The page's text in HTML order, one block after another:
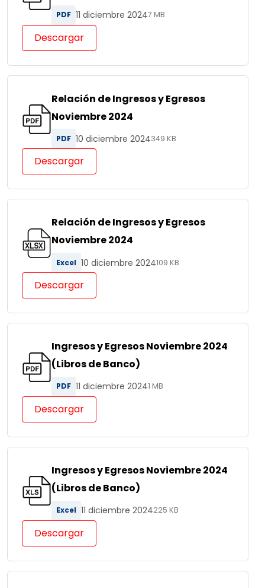
PDF 11 diciembre 20247 MB
Descargar
Relación de Ingresos y Egresos
Noviembre 2024
PDF 10 diciembre 2024349 KB
Descargar
Relación de Ingresos y Egresos
Noviembre 2024
Excel 10 diciembre 2024109 KB
Descargar
Ingresos y Egresos Noviembre 2024
(Libros de Banco)
PDF 11 diciembre 20241 MB
Descargar
Ingresos y Egresos Noviembre 2024
(Libros de Banco)
Excel 11 diciembre 2024225 KB
Descargar